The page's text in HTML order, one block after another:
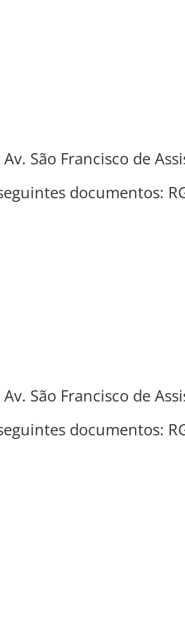
São Francisco de
documentos:
São Francisco de
documentos: